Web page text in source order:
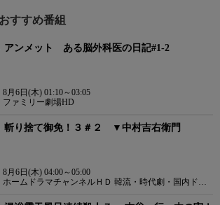
すすめ番組
アンメット ある脳外科医の日記#1-2
8月6日(木) 01:10～03:05
ファミリー劇場HD
斬り捨て御免！３＃２ ▼中村吉右衛門
8月6日(木) 04:00～05:00
ホームドラマチャンネルＨＤ 韓流・時代劇・国内ドラ